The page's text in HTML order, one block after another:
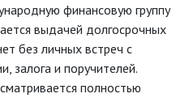
финансовую группу
выдачей долгосрочных
без личных встреч с
залога и поручителей.
полностью